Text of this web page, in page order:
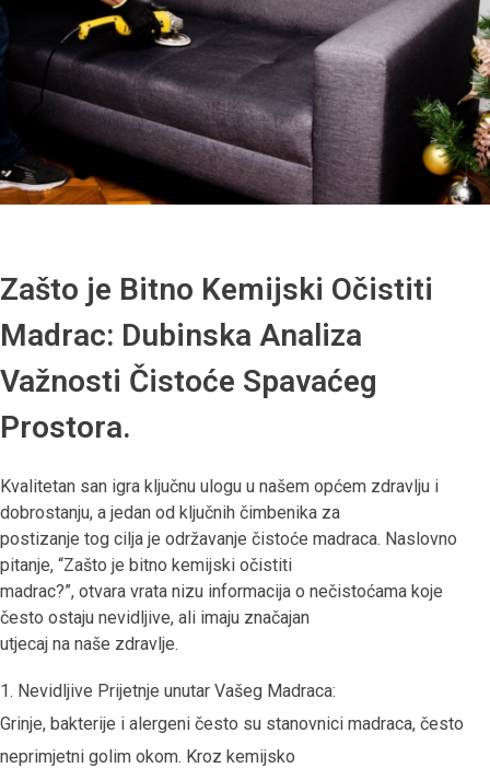
Zašto je Bitno Kemijski Očistiti
Madrac: Dubinska Analiza
Važnosti Čistoće Spavaćeg
Prostora.
Kvalitetan san igra ključnu ulogu u našem općem zdravlju i
dobrostanju, a jedan od ključnih čimbenika za
postizanje tog cilja je održavanje čistoće madraca. Naslovno
pitanje, “Zašto je bitno kemijski očistiti
madrac?”, otvara vrata nizu informacija o nečistoćama koje
često ostaju nevidljive, ali imaju značajan
utjecaj na naše zdravlje.
Nevidljive Prijetnje unutar Vašeg Madraca:
Grinje, bakterije i alergeni često su stanovnici madraca, često
neprimjetni golim okom. Kroz kemijsko